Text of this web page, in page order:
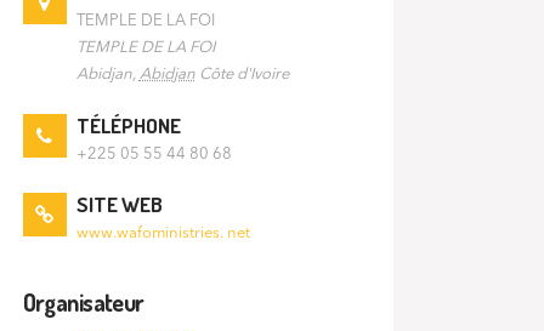
TEMPLE DE LA FOI
TEMPLE DE LA FOI
Abidjan, Abidjan Côte d'Ivoire
TÉLÉPHONE
+225 05 55 44 80 68
SITE WEB
www.wafoministries. net
Organisateur